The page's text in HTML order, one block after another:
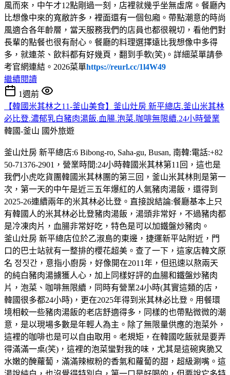
風而來，中午才12點剛過一刻，店裡就幾乎坐無虛席。餐廳內
比想像中來的寬敝許多，裡面還有一個包廂。帶點潮意的時尚
風適合各年齡層，當天服務我們的店員也都很親切，看他們對
長輩的點餐也很有耐心。餐廳的料理選擇遠比我想像中多得
多，就連茶、飲料都有好幾頁，翻到手軟(笑)。詳細菜單請參
考官網連結。2026菜單https://reurl.cc/1l4W49
繼續閱讀
1週前
【韓國米其林之11-釜山美食】釜山灶房 新平總店.釜山米其林
必比登.濃郁乳白豬肉湯飯.血腸.泡菜.咖啡無限續.24小時營業
韓國-釜山 國外旅遊
釜山灶房 新平總店:6 Bibong-ro, Saha-gu, Busan, 南韓:電話:+82
50-71376-2901，營業時間:24小時韓國米其林第11回，這也是
我們小虎吃貨團韓國米其林團的第三回，釜山米其林則是第一
次，第一天的中午是近三五年爆紅的人氣豬肉湯飯，還得到
2025-26連續兩年的米其林必比登。直接說結論:餐廳基本上只
有韓國人的米其林必比登豬肉湯飯，湯頭非常好，不過豬肉都
是冷凍肉片，血腸非常好吃，特色是可以加鐵盤炒豬肉。
釜山灶房 新平總店位於乙淑島的東邊，捷運新平站附近，門
口的巴士站就有一整排的櫻花超美。查了一下，這家店韓文原
名 정짓간，意指小廚房，好像開在2011年，但迅速以熬兩天
的純白豬肉湯擄獲人心，加上同樣好評的血腸和鐵盤炒豬肉
片，泡菜、咖啡無限續，同時有營業24小時(其實這類的店，
韓國很多都24小時)，更在2025年得到米其林必比登。用餐環
境相較一些豬肉湯飯的老店舒適得多，同樣的也帶點微微的潮
意，是以現場多數是年輕人為主。除了無限量供應的泡菜外，
這裡的咖啡也是可以自由取用。老規矩，在韓國吃飯就是要弄
得滿滿一桌(笑)，這裡的泡菜蠻對我的味，尤其是這碗爽脆又
水嫩的醃蘿蔔，滿滿辣椒粉的香氣和蘿蔔的甜，超級涮嘴。這